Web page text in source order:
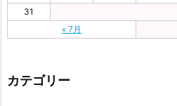
« 7月
31
カテゴリー